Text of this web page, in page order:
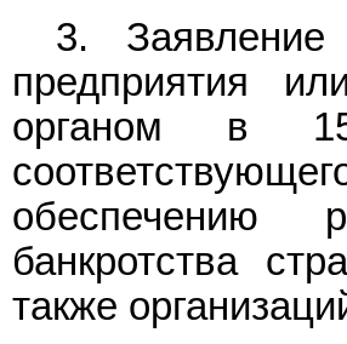
3. Заявление
предприятия
органом в
обеспечению
банкротства
также